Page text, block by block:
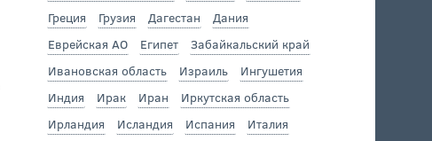
Греция
Грузия Дагестан
Дания
Еврейская АО
Египет
Забайкальский край
Ивановская область
Израиль
Ингушетия
Индия
Ирак Иран
Иркутская область
Ирландия
Исландия Испания
Италия